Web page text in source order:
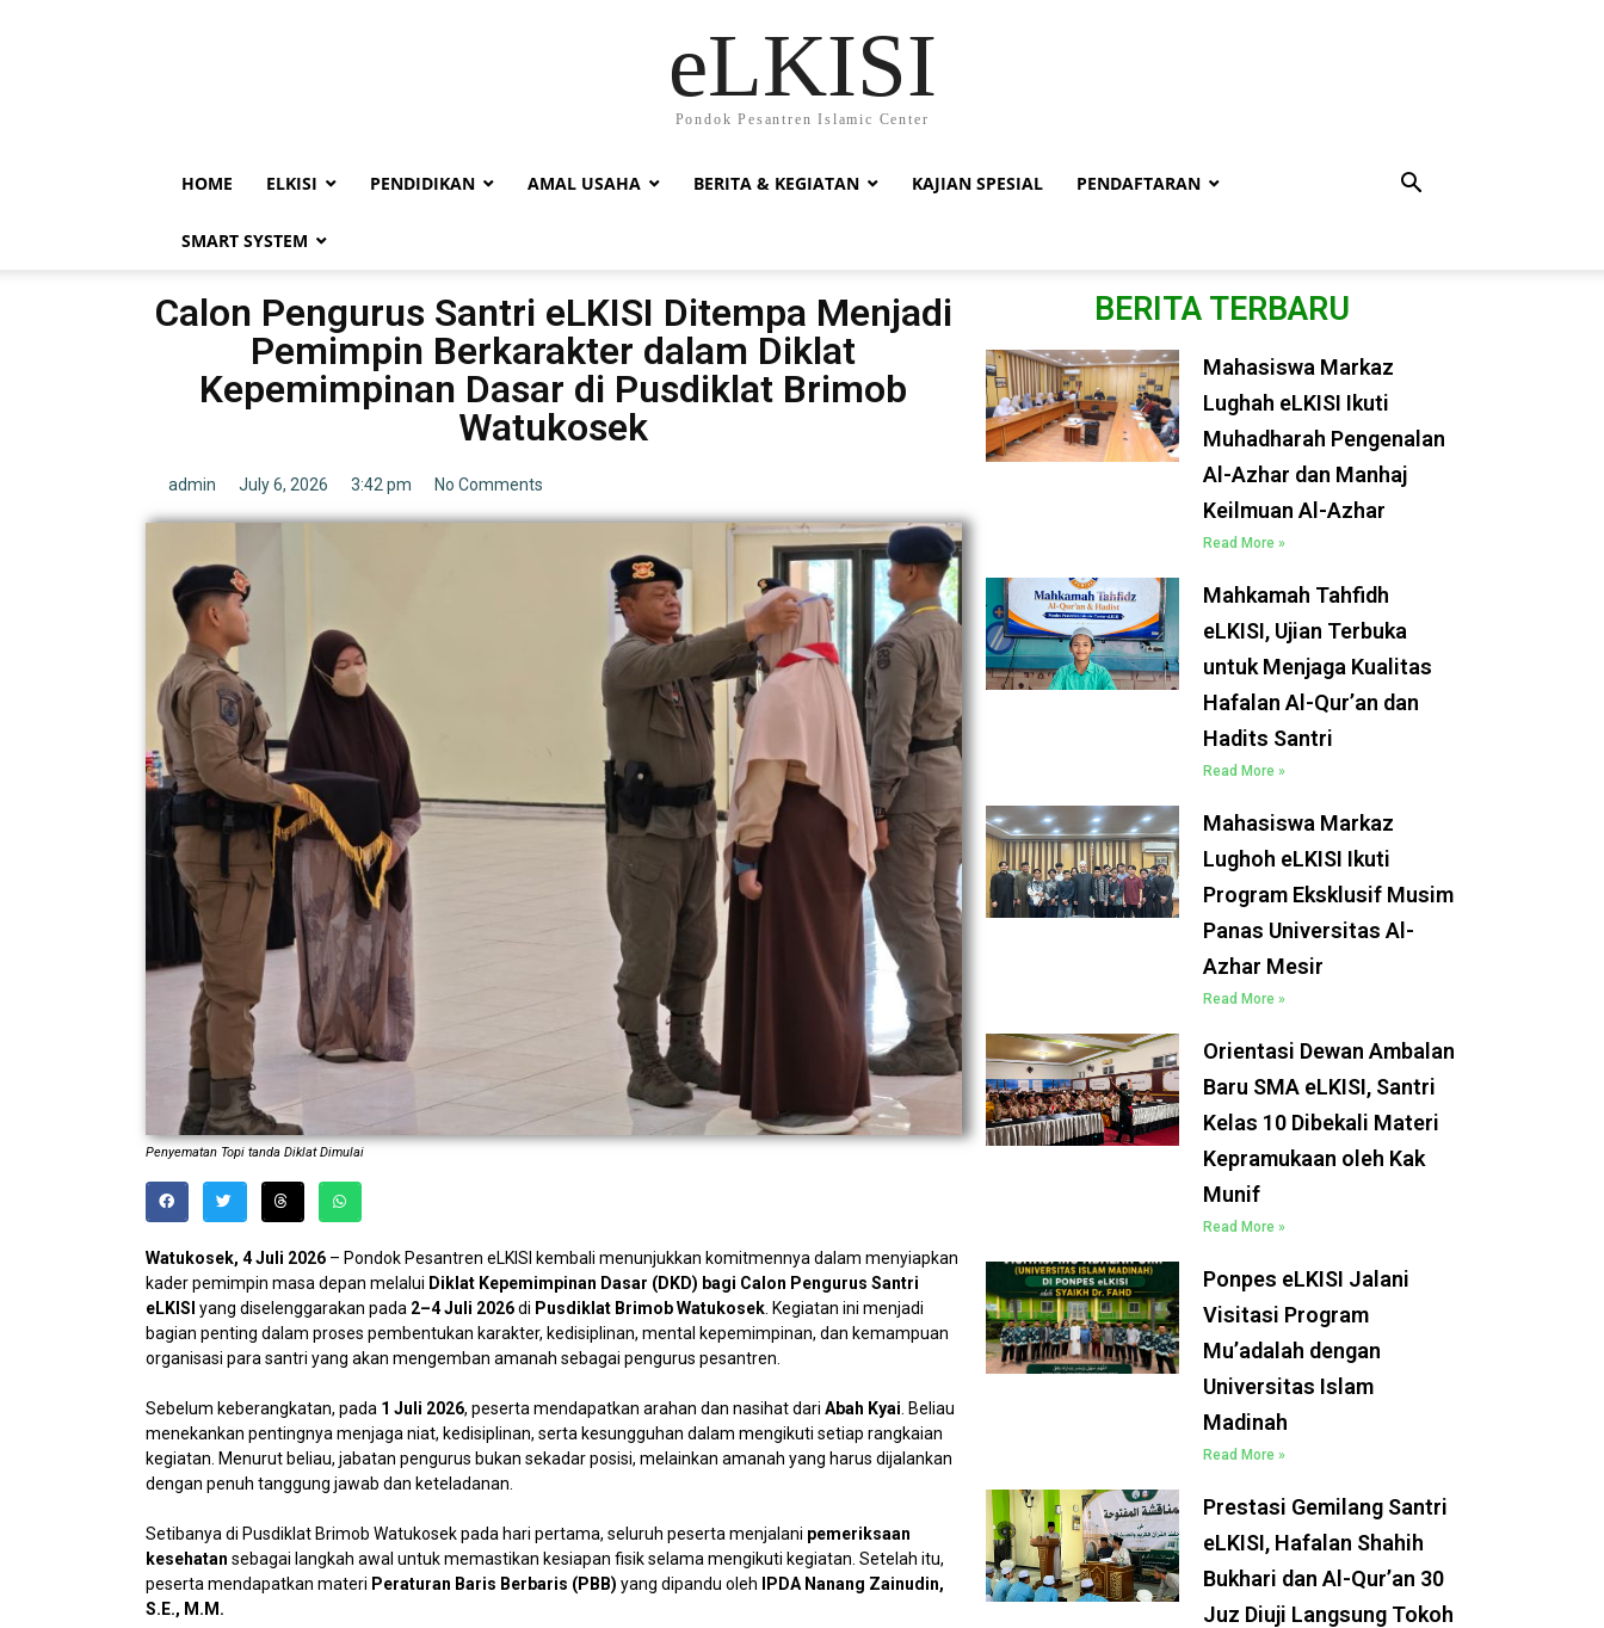
eLKISI
Pondok Pesantren Islamic Center
HOME ELKISI PENDIDIKAN AMAL USAHA BERITA & KEGIATAN KAJIAN SPESIAL PENDAFTARAN
SMART SYSTEM
Calon Pengurus Santri eLKISI Ditempa Menjadi
Pemimpin Berkarakter dalam Diklat
Kepemimpinan Dasar di Pusdiklat Brimob
Watukosek
admin July 6, 2026 3:42 pm No Comments
Penyematan Topi tanda Diklat Dimulai
Watukosek, 4 Juli 2026 – Pondok Pesantren eLKISI kembali menunjukkan komitmennya dalam menyiapkan
kader pemimpin masa depan melalui Diklat Kepemimpinan Dasar (DKD) bagi Calon Pengurus Santri
eLKISI yang diselenggarakan pada 2–4 Juli 2026di Pusdiklat Brimob Watukosek . Kegiatan ini menjadi
bagian penting dalam proses pembentukan karakter, kedisiplinan, mental kepemimpinan, dan kemampuan
organisasi para santri yang akan mengemban amanah sebagai pengurus pesantren.
Sebelum keberangkatan, pada 1 Juli 2026, peserta mendapatkan arahan dan nasihat dari Abah Kyai . Beliau
menekankan pentingnya menjaga niat, kedisiplinan, serta kesungguhan dalam mengikuti setiap rangkaian
kegiatan. Menurut beliau, jabatan pengurus bukan sekadar posisi, melainkan amanah yang harus dijalankan
dengan penuh tanggung jawab dan keteladanan.
Setibanya di Pusdiklat Brimob Watukosek pada hari pertama, seluruh peserta menjalani pemeriksaan
kesehatan sebagai langkah awal untuk memastikan kesiapan fisik selama mengikuti kegiatan. Setelah itu,
peserta mendapatkan materi Peraturan Baris Berbaris (PBB) yang dipandu oleh
IPDA Nanang Zainudin,
S.E., M.M.
BERITA TERBARU
Mahasiswa Markaz
Lughah eLKISI Ikuti
Muhadharah Pengenalan
Al-Azhar dan Manhaj
Keilmuan Al-Azhar
Read More »
Mahkamah Tahfidh
eLKISI, Ujian Terbuka
untuk Menjaga Kualitas
Hafalan Al-Qur’an dan
Hadits Santri
Read More »
Mahasiswa Markaz
Lughoh eLKISI Ikuti
Program Eksklusif Musim
Panas Universitas Al-
Azhar Mesir
Read More »
Orientasi Dewan Ambalan
Baru SMA eLKISI, Santri
Kelas 10 Dibekali Materi
Kepramukaan oleh Kak
Munif
Read More »
Ponpes eLKISI Jalani
Visitasi Program
Mu’adalah dengan
Universitas Islam
Madinah
Read More »
Prestasi Gemilang Santri
eLKISI, Hafalan Shahih
Bukhari dan Al-Qur’an 30
Juz Diuji Langsung Tokoh